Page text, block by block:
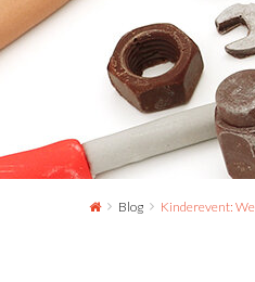
Blog Kinderevent: